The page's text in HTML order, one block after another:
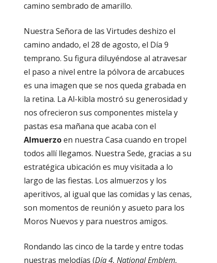
camino sembrado de amarillo.
Nuestra Señora de las Virtudes deshizo el
camino andado, el 28 de agosto, el Día 9
temprano. Su figura diluyéndose al atravesar
el paso a nivel entre la pólvora de arcabuces
es una imagen que se nos queda grabada en
la retina. La Al-kibla mostró su generosidad y
nos ofrecieron sus componentes mistela y
pastas esa mañana que acaba con el
Almuerzoen nuestra Casa cuando en tropel
todos allí llegamos. Nuestra Sede, gracias a su
estratégica ubicación es muy visitada a lo
largo de las fiestas. Los almuerzos y los
aperitivos, al igual que las comidas y las cenas,
son momentos de reunión y asueto para los
Moros Nuevos y para nuestros amigos.
Rondando las cinco de la tarde y entre todas
nuestras melodías (Día 4, NationalEmblem,